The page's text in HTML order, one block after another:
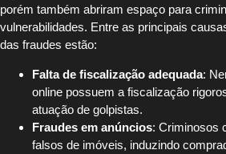
porém também abriram espaço para
vulnerabilidades. Entre as principais
das fraudes estão:
Falta de fiscalização adequada:
online possuem a fiscalização
atuação de golpistas.
Fraudes em anúncios: Criminosos
falsos de imóveis, induzindo